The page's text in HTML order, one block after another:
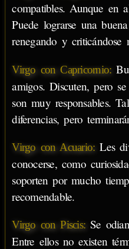
compatibles. Aunque en
Puede lograrse una
renegando y criticándose
Virgo con Capricornio:
amigos. Discuten, pero
son muy responsables.
diferencias, pero
Virgo con Acuario: Les
conocerse, como
soporten por mucho
recomendable.
Virgo con Piscis: Se
Entre ellos no existen